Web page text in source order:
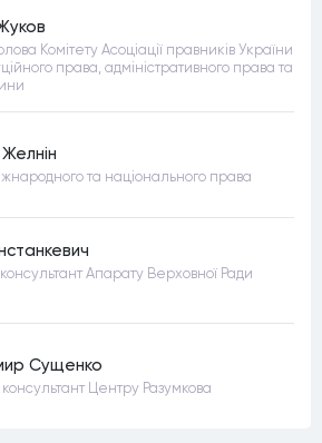
Комітету Асоціації правників України
права, адміністративного права та
та національного права
Апарату Верховної Ради
Сущенко
Центру Разумкова